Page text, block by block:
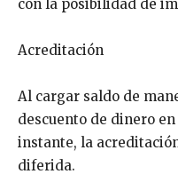
con la posibilidad de
Acreditación
Al cargar saldo de
descuento de dinero
instante, la
diferida.